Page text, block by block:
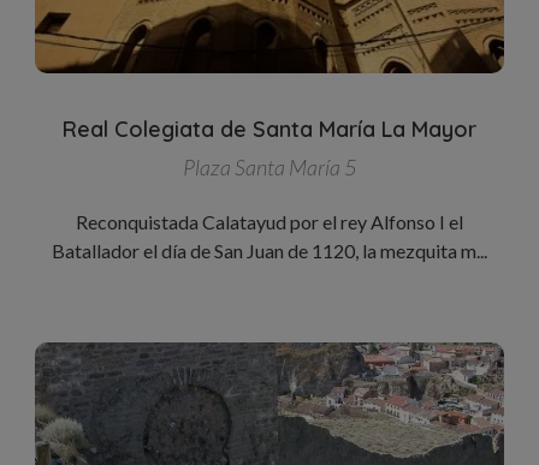
Real Colegiata de Santa María La Mayor
Plaza Santa María 5
Reconquistada Calatayud por el rey Alfonso I el
Batallador el día de San Juan de 1120, la mezquita m...